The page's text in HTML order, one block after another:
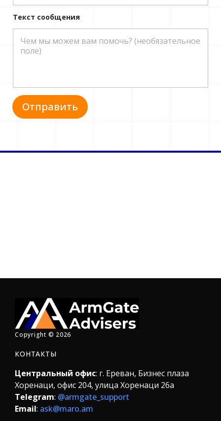
Текст сообщения
Отправить
Copyright © 2026
КОНТАКТЫ
Центральный офис: г. Ереван, Бизнес плаза
Хоренаци, офис 204, улица Хоренаци 26а
Telegram: @armgate_support
Email: ask@maro.am